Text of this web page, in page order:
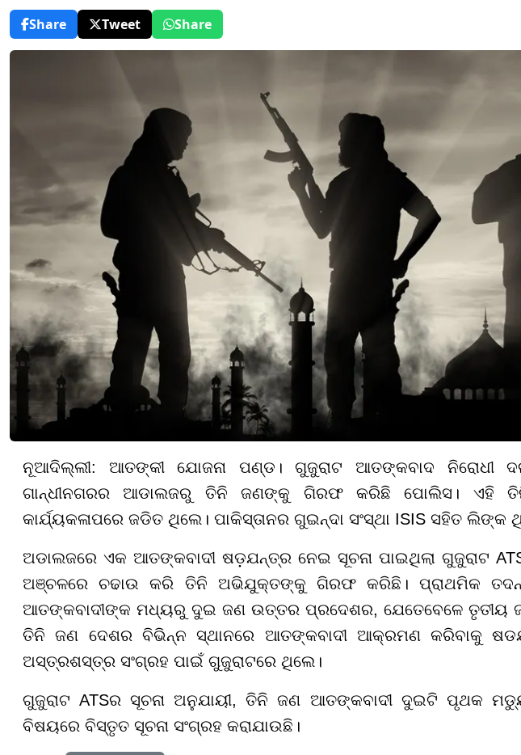
Share
Tweet Share
ନୂଆଦିଲ୍ଲୀ: ଆତଙ୍କୀ ଯୋଜନା ପଣ୍ଡ। ଗୁଜୁରାଟ ଆତଙ୍କବାଦ ନିରୋଧୀ
ଗାନ୍ଧୀନଗରର ଆଡାଲଜରୁ ତିନି ଜଣଙ୍କୁ ଗିରଫ କରିଛି ପୋଲିସ। ଏହି
କାର୍ଯ୍ୟକଳାପରେ ଜଡିତ ଥିଲେ। ପାକିସ୍ତାନର ଗୁଇନ୍ଦା ସଂସ୍ଥା ISIS ସହିତ ଲିଙ୍କ
ଅଡାଲଜରେ ଏକ ଆତଙ୍କବାଦୀ ଷଡ଼ଯନ୍ତ୍ର ନେଇ ସୂଚନା ପାଇଥିଲା ଗୁଜୁରାଟ
ଅଞ୍ଚଳରେ ଚଢାଉ କରି ତିନି ଅଭିଯୁକ୍ତଙ୍କୁ ଗିରଫ କରିଛି। ପ୍ରାଥମିକ
ଆତଙ୍କବାଦୀଙ୍କ ମଧ୍ୟରୁ ଦୁଇ ଜଣ ଉତ୍ତର ପ୍ରଦେଶର, ଯେତେବେଳେ ତୃତୀୟ
ତିନି ଜଣ ଦେଶର ବିଭିନ୍ନ ସ୍ଥାନରେ ଆତଙ୍କବାଦୀ ଆକ୍ରମଣ କରିବାକୁ
ଅସ୍ତ୍ରଶସ୍ତ୍ର ସଂଗ୍ରହ ପାଇଁ ଗୁଜୁରାଟରେ ଥିଲେ।
ଗୁଜୁରାଟ ATSର ସୂଚନା ଅନୁଯାୟୀ, ତିନି ଜଣ ଆତଙ୍କବାଦୀ ଦୁଇଟି ପୃଥକ
ବିଷୟରେ ବିସ୍ତୃତ ସୂଚନା ସଂଗ୍ରହ କରାଯାଉଛି।